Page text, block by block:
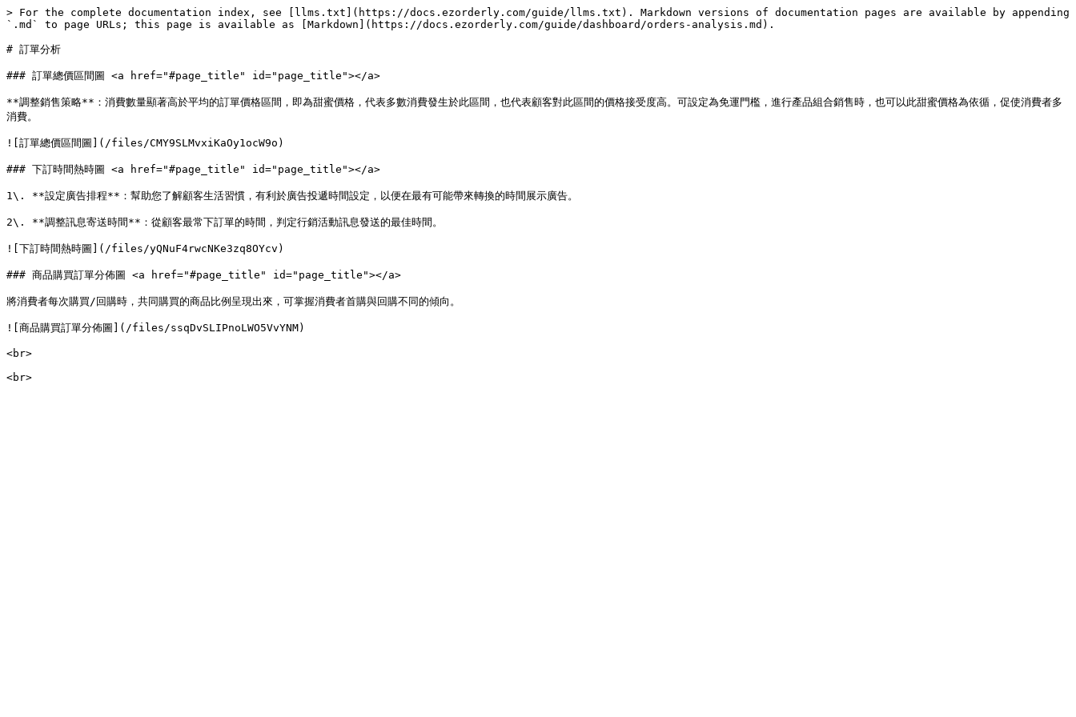
> For the complete documentation index, see [llms.txt](https://docs.ezorderly.com/guide/llms.txt). Markdown versions of documentation pages are available by appending
`.md` to page URLs; this page is available as [Markdown](https://docs.ezorderly.com/guide/dashboard/orders-analysis.md).
# 訂單分析
### 訂單總價區間圖 <a href="#page_title" id="page_title"></a>
**調整銷售策略**：消費數量顯著高於平均的訂單價格區間，即為甜蜜價格，代表多數消費發生於此區間，也代表顧客對此區間的價格接受度高。可設定為免運門檻，進行產品組合銷售時，也可以此甜蜜價格為依循，促使消費者多
消費。
![訂單總價區間圖](/files/CMY9SLMvxiKaOy1ocW9o)
### 下訂時間熱時圖 <a href="#page_title" id="page_title"></a>
1\. **設定廣告排程**：幫助您了解顧客生活習慣，有利於廣告投遞時間設定，以便在最有可能帶來轉換的時間展示廣告。
2\. **調整訊息寄送時間**：從顧客最常下訂單的時間，判定行銷活動訊息發送的最佳時間。
![下訂時間熱時圖](/files/yQNuF4rwcNKe3zq8OYcv)
### 商品購買訂單分佈圖 <a href="#page_title" id="page_title"></a>
將消費者每次購買/回購時，共同購買的商品比例呈現出來，可掌握消費者首購與回購不同的傾向。
![商品購買訂單分佈圖](/files/ssqDvSLIPnoLWO5VvYNM)
<br>